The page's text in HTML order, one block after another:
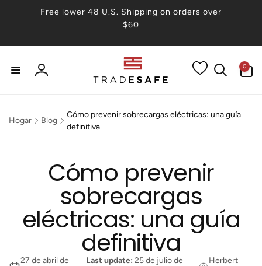
Free lower 48 U.S. Shipping on orders over
$60
Iniciar
0
artículos
Hogar Blog
Cómo prevenir sobrecargas eléctricas: una guía
definitiva
Cómo prevenir
sobrecargas
eléctricas: una guía
definitiva
27 de abril de
Last update: 25 de julio de
Herbert